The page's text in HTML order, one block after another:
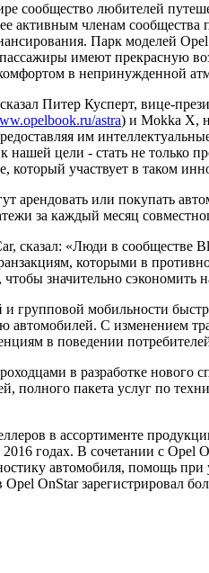
сообщество любителей
активным членам
Парк моделей
имеют прекрасную
в непринужденной
Питер Кусперт, вице-
astra) и Mokka X,
им
нашей цели - стать не
участвует в таком
арендовать или покупать
за каждый месяц
сказал: «Люди в сообществе
которыми в
значительно
групповой мобильности
С изменением
в поведении
в разработке нового
полного пакета услуг по
в ассортименте
годах. В сочетании с
автомобиля, помощь
OnStar зарегистрировал